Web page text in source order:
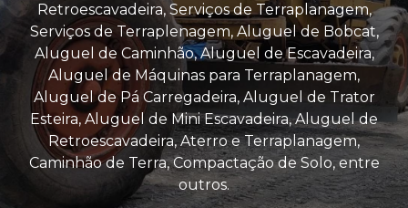
Retroescavadeira, Serviços de Terraplanagem,
Serviços de Terraplenagem, Aluguel de Bobcat,
Aluguel de Caminhão, Aluguel de Escavadeira,
Aluguel de Máquinas para Terraplanagem,
Aluguel de Pá Carregadeira, Aluguel de Trator
Esteira, Aluguel de Mini Escavadeira, Aluguel de
Retroescavadeira, Aterro e Terraplanagem,
Caminhão de Terra, Compactação de Solo, entre
outros.